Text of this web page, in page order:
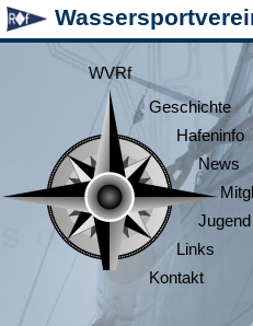
WVRf
Geschichte
Hafeninfo
News
Jugend
Links
Kontakt